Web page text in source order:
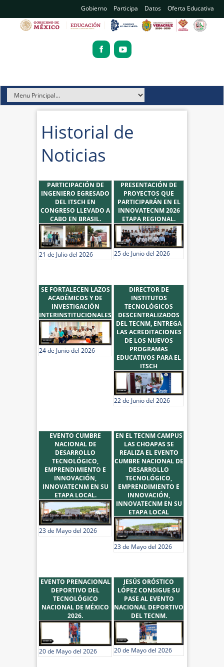
Gobierno Participa Datos Oferta Educativa
Historial de
Noticias
PARTICIPACIÓN DE
INGENIERO EGRESADO
DEL ITSCH EN
CONGRESO LLEVADO A
CABO EN BRASIL.
21 de Julio del 2026
PRESENTACIÓN DE
PROYECTOS QUE
PARTICIPARÁN EN EL
INNOVATECNM 2026
ETAPA REGIONAL.
25 de Junio del 2026
SE FORTALECEN LAZOS
ACADÉMICOS Y DE
INVESTIGACIÓN
INTERINSTITUCIONALES
24 de Junio del 2026
DIRECTOR DE
INSTITUTOS
TECNOLÓGICOS
DESCENTRALIZADOS
DEL TECNM, ENTREGA
LAS ACREDITACIONES
DE LOS NUEVOS
PROGRAMAS
EDUCATIVOS PARA EL
ITSCH
22 de Junio del 2026
EVENTO CUMBRE
NACIONAL DE
DESARROLLO
TECNOLÓGICO,
EMPRENDIMIENTO E
INNOVACIÓN,
INNOVATECNM EN SU
ETAPA LOCAL.
23 de Mayo del 2026
EN EL TECNM CAMPUS
LAS CHOAPAS SE
REALIZA EL EVENTO
CUMBRE NACIONAL DE
DESARROLLO
TECNOLÓGICO,
EMPRENDIMIENTO E
INNOVACIÓN,
INNOVATECNM EN SU
ETAPA LOCAL
23 de Mayo del 2026
EVENTO PRENACIONAL
DEPORTIVO DEL
TECNOLÓGICO
NACIONAL DE MÉXICO
2026.
20 de Mayo del 2026
JESÚS ORÓSTICO
LÓPEZ CONSIGUE SU
PASE AL EVENTO
NACIONAL DEPORTIVO
DEL TECNM.
20 de Mayo del 2026